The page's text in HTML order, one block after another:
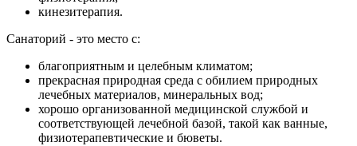
кинезитерапия.
Санаторий - это место с:
благоприятным и целебным климатом;
прекрасная природная среда с обилием природных
лечебных материалов, минеральных вод;
хорошо организованной медицинской службой и
соответствующей лечебной базой, такой как ванные,
физиотерапевтические и бюветы.